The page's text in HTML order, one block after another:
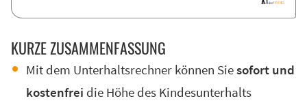
KUR­ZE ZU­SAM­MEN­FAS­SUNG
Mit dem Unterhaltsrechner können Siesofort und
kostenfrei die Höhe des Kindesunterhalts